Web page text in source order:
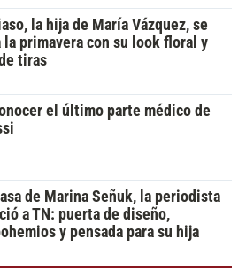
la hija de María Vázquez, se
la primavera con su look floral y
tiras
el último parte médico de
de Marina Señuk, la periodista
a TN: puerta de diseño,
y pensada para su hija